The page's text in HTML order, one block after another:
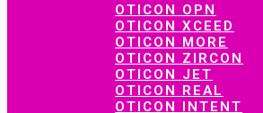
OTICON OPN
OTICON XCEED
OTICON MORE
OTICON ZIRCON
OTICON JET
OTICON REAL
OTICON INTENT